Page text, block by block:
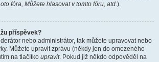
fóra, Můžete hlasovat v tomto fóru, atd.).
příspěvek?
nebo administrátor, tak můžete upravovat nebo
Můžete upravit zprávu (někdy jen do omezeného
na tlačítko upravit. Pokud již někdo odpověděl na